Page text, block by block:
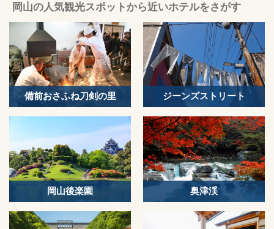
岡山の人気観光スポットから近いホテルをさがす
備前おさふね刀剣の里 ジーンズストリート
岡山後楽園 奥津渓